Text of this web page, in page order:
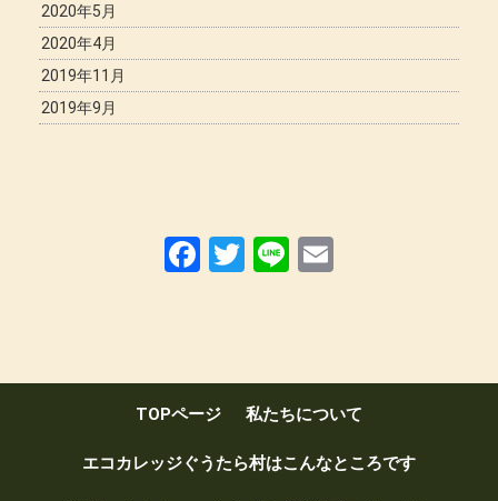
2020年5月
2020年4月
2019年11月
2019年9月
F
o
o
k
T
Li
TOPページ 私たちについて
エコカレッジぐうたら村はこんなところです